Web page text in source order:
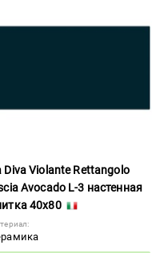
Diva Violante Rettangolo
Avocado L-3 настенная
40x80